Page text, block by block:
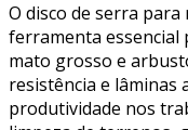
O disco de serra para
ferramenta essencial
mato grosso e
resistência e lâminas
produtividade nos